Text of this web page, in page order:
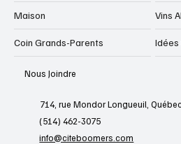
Maison
Coin Grands-Parents
Vins
Idées
Nous Joindre
714, rue Mondor Longueuil,
(514) 462-3075
info@citeboomers.com